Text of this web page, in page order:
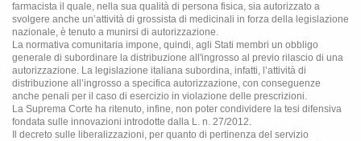
farmacista il quale, nella sua qualità di persona fisica, sia autorizzato a
svolgere anche un’attività di grossista di medicinali in forza della legislazione
nazionale, è tenuto a munirsi di autorizzazione.
La normativa comunitaria impone, quindi, agli Stati membri un obbligo
generale di subordinare la distribuzione all'ingrosso al previo rilascio di una
autorizzazione. La legislazione italiana subordina, infatti, l’attività di
distribuzione all’ingrosso a specifica autorizzazione, con conseguenze
anche penali per il caso di esercizio in violazione delle prescrizioni.
La Suprema Corte ha ritenuto, infine, non poter condividere la tesi difensiva
fondata sulle innovazioni introdotte dalla L. n. 27/2012.
Il decreto sulle liberalizzazioni, per quanto di pertinenza del servizio